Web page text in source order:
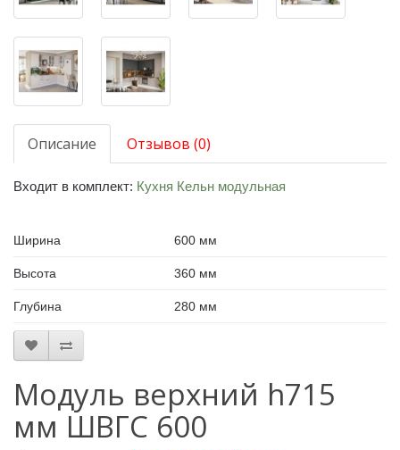
Описание Отзывов (0)
Входит в комплект: Кухня Кельн модульная
Ширина 600 мм
Высота 360 мм
Глубина 280 мм
Модуль верхний h715
мм ШВГС 600